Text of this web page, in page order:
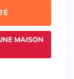
MAISON